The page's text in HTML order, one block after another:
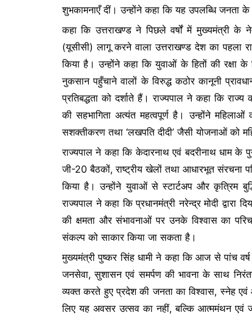
शुभकामनाएँ दीं। उन्होंने कहा कि यह उपलब्धि जनता
कहा कि उत्तराखण्ड ने पिछले वर्षों में मुख्यमंत्री के
(यूसीसी) लागू करने वाला उत्तराखण्ड देश का पहला
किया है। उन्होंने कहा कि युवाओं के हितों की रक्षा
नुकसान पहुँचाने वालों के विरुद्ध कठोर कानूनी
प्रतिबद्धता को दर्शाते हैं। राज्यपाल ने कहा कि
की सहभागिता अत्यंत महत्वपूर्ण है। उन्होंने
सशक्तीकरण तथा ‘लखपति दीदी’ जैसी योजनाओं को
राज्यपाल ने कहा कि केदारनाथ एवं बदरीनाथ धाम के
जी-20 बैठकों, राष्ट्रीय खेलों तथा आधारभूत संरचना
किया है। उन्होंने युवाओं से स्टार्टअप और कृत्रिम
राज्यपाल ने कहा कि प्रधानमंत्री नरेन्द्र मोदी द्वारा
की क्षमता और संभावनाओं पर उनके विश्वास का
संकल्प को साकार किया जा सकता है।
मुख्यमंत्री पुष्कर सिंह धामी ने कहा कि आज से पांच
जनसेवा, सुशासन एवं समर्पण की भावना के साथ
व्यक्त करते हुए प्रदेश की जनता का विश्वास, स्नेह
लिए यह अवसर उत्सव का नहीं, बल्कि आत्ममंथन